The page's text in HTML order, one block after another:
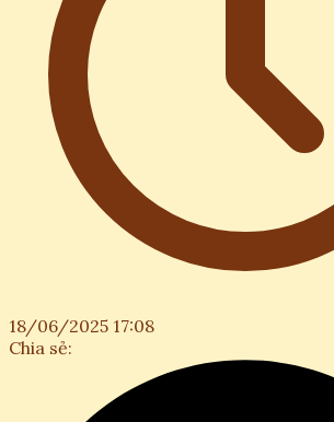
18/06/2025 17:08
Chia sẻ: